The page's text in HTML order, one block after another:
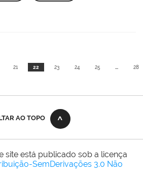
21 22 23 24 25 ... 28
AO TOPO
site está publicado sob a licença
SemDerivações 3.0 Não